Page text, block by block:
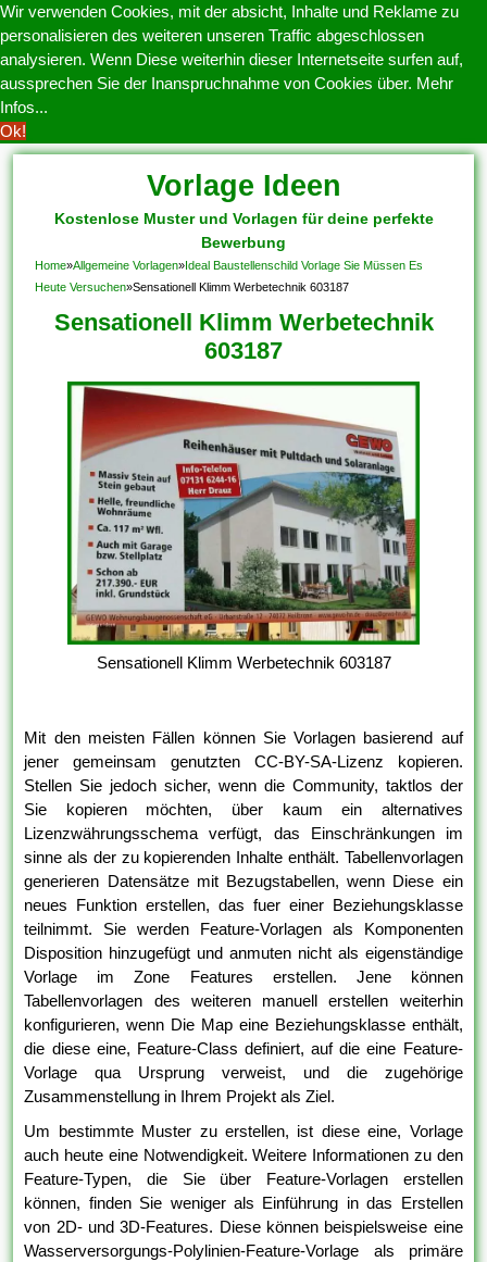
Wir verwenden Cookies, mit der absicht, Inhalte und Reklame zu
personalisieren des weiteren unseren Traffic abgeschlossen
analysieren. Wenn Diese weiterhin dieser Internetseite surfen auf,
aussprechen Sie der Inanspruchnahme von Cookies über. Mehr
Infos...
Ok!
Vorlage Ideen
Kostenlose Muster und Vorlagen für deine perfekte
Bewerbung
Home»Allgemeine Vorlagen»Ideal Baustellenschild Vorlage Sie Müssen Es
Heute Versuchen»Sensationell Klimm Werbetechnik 603187
Sensationell Klimm Werbetechnik
603187
Sensationell Klimm Werbetechnik 603187
Mit den meisten Fällen können Sie Vorlagen basierend auf
jener gemeinsam genutzten CC-BY-SA-Lizenz kopieren.
Stellen Sie jedoch sicher, wenn die Community, taktlos der
Sie kopieren möchten, über kaum ein alternatives
Lizenzwährungsschema verfügt, das Einschränkungen im
sinne als der zu kopierenden Inhalte enthält. Tabellenvorlagen
generieren Datensätze mit Bezugstabellen, wenn Diese ein
neues Funktion erstellen, das fuer einer Beziehungsklasse
teilnimmt. Sie werden Feature-Vorlagen als Komponenten
Disposition hinzugefügt und anmuten nicht als eigenständige
Vorlage im Zone Features erstellen. Jene können
Tabellenvorlagen des weiteren manuell erstellen weiterhin
konfigurieren, wenn Die Map eine Beziehungsklasse enthält,
die diese eine, Feature-Class definiert, auf die eine Feature-
Vorlage qua Ursprung verweist, und die zugehörige
Zusammenstellung in Ihrem Projekt als Ziel.
Um bestimmte Muster zu erstellen, ist diese eine, Vorlage
auch heute eine Notwendigkeit. Weitere Informationen zu den
Feature-Typen, die Sie über Feature-Vorlagen erstellen
können, finden Sie weniger als Einführung in das Erstellen
von 2D- und 3D-Features. Diese können beispielsweise eine
Wasserversorgungs-Polylinien-Feature-Vorlage als primäre